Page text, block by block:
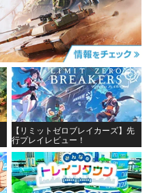
【リミットゼロブレイカーズ】先
行プレイレビュー！